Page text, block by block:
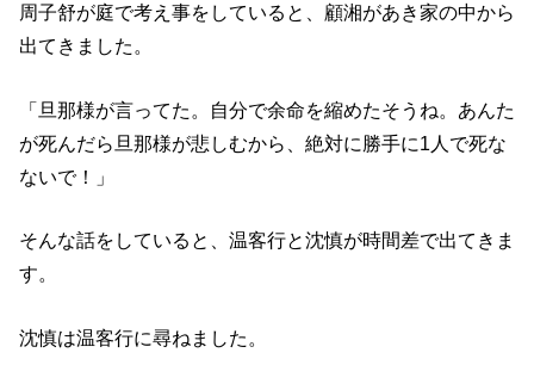
周子舒が庭で考え事をしていると、顧湘があき家の中から
出てきました。
「旦那様が言ってた。自分で余命を縮めたそうね。あんた
が死んだら旦那様が悲しむから、絶対に勝手に1人で死な
ないで！」
そんな話をしていると、温客行と沈慎が時間差で出てきま
す。
沈慎は温客行に尋ねました。